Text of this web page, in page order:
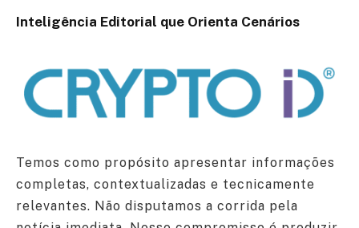
Inteligência Editorial que Orienta Cenários
Temos como propósito apresentar informações
completas, contextualizadas e tecnicamente
relevantes. Não disputamos a corrida pela